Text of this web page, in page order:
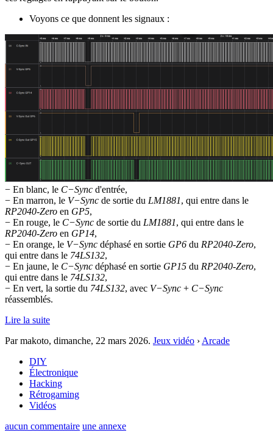
Voyons ce que donnent les signaux :
− En blanc, le C−Sync d'entrée,
− En marron, le V−Sync de sortie du LM1881, qui entre dans le
RP2040-Zero en GP5,
− En rouge, le C−Sync de sortie du LM1881, qui entre dans le
RP2040-Zero en GP14,
− En orange, le V−Sync déphasé en sortie GP6 du RP2040-Zero,
qui entre dans le 74LS132,
− En jaune, le C−Sync déphasé en sortie GP15 du RP2040-Zero,
qui entre dans le 74LS132,
− En vert, la sortie du 74LS132, avec V−Sync + C−Sync
réassemblés.
Lire la suite
Par makoto, dimanche, 22 mars 2026. Jeux vidéo › Arcade
DIY
Électronique
Hacking
Rétrogaming
Vidéos
aucun commentaire une annexe